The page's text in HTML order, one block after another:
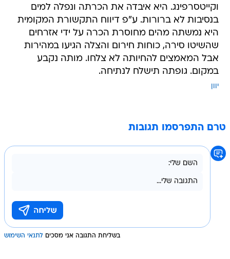
וקייטסרפינג. היא איבדה את הכרתה ונפלה למים
בנסיבות לא ברורות. ע"פ דיווח התקשורת המקומית
היא נמשתה מהים מחוסרת הכרה על ידי אזרחים
שהשיטו סירה, כוחות חירום והצלה הגיעו במהירות
אבל המאמצים להחיותה לא צלחו. מותה נקבע
במקום. גופתה תישלח לנתיחה.
יוון
טרם התפרסמו תגובות
בשליחת התגובה אני מסכים לתנאי השימוש